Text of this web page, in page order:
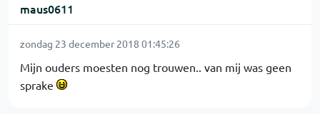
maus0611
zondag 23 december 2018 01:45:26
Mijn ouders moesten nog trouwen.. van mij was geen
sprake